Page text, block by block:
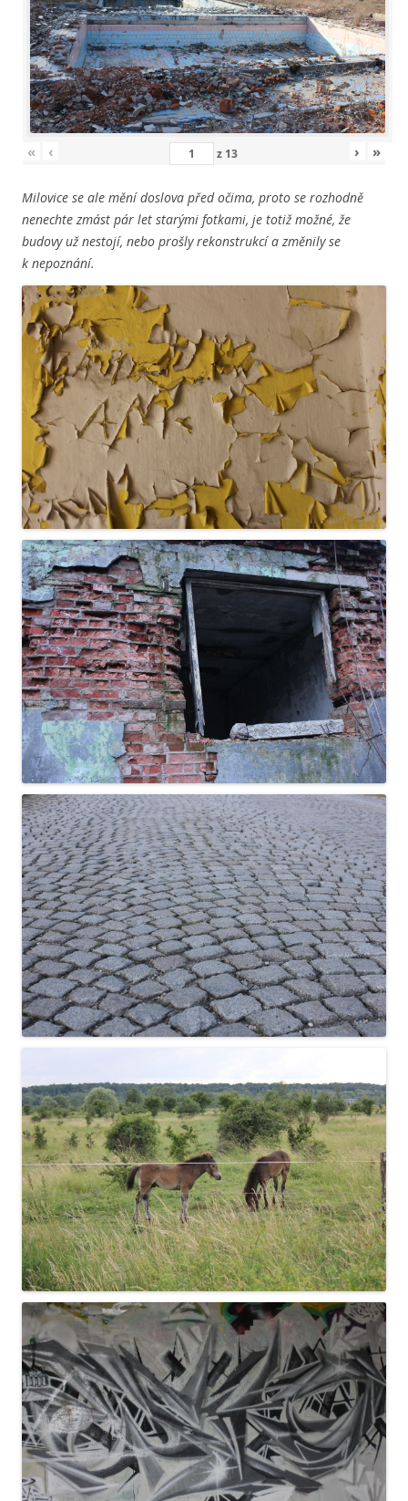
« ‹ z 13 › »
Milovice se ale mění doslova před očima, proto se rozhodně
nenechte zmást pár let starými fotkami, je totiž možné, že
budovy už nestojí, nebo prošly rekonstrukcí a změnily se
k nepoznání.